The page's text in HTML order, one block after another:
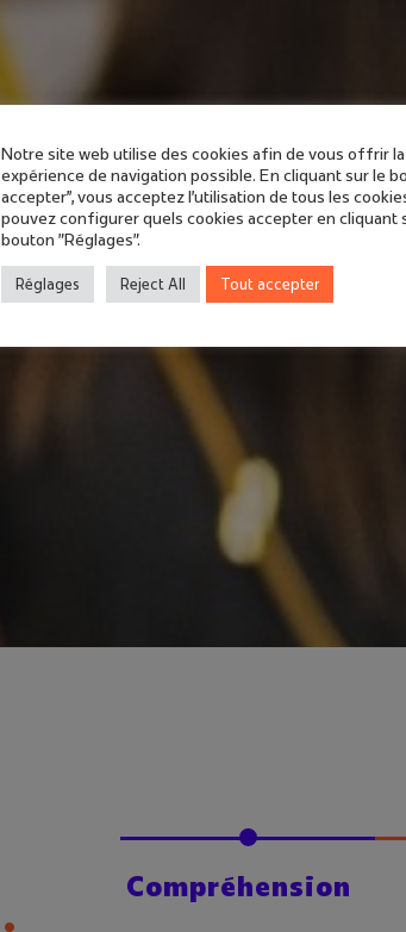
Compréhension
Notre site web utilise des cookies afin de vous offrir
expérience de navigation possible. En cliquant sur le
accepter”, vous acceptez l'utilisation de tous les
pouvez configurer quels cookies accepter en cliquant
bouton "Réglages".
Réglages Reject All Tout accepter